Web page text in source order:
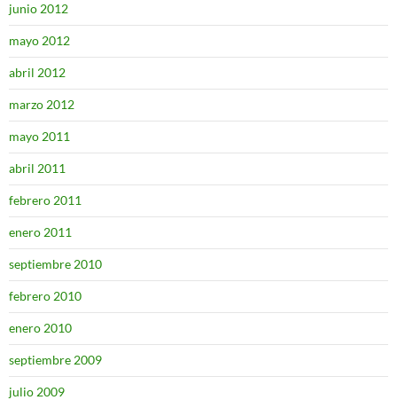
junio 2012
mayo 2012
abril 2012
marzo 2012
mayo 2011
abril 2011
febrero 2011
enero 2011
septiembre 2010
febrero 2010
enero 2010
septiembre 2009
julio 2009